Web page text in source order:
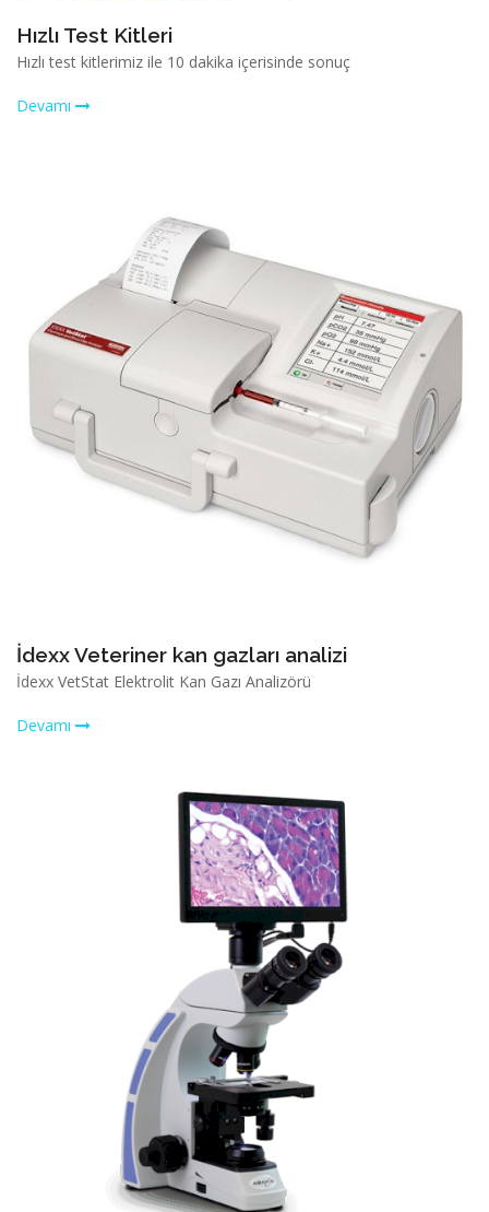
Hızlı Test Kitleri
Hızlı test kitlerimiz ile 10 dakika içerisinde sonuç
Devamı
İdexx Veteriner kan gazları analizi
İdexx VetStat Elektrolit Kan Gazı Analizörü
Devamı